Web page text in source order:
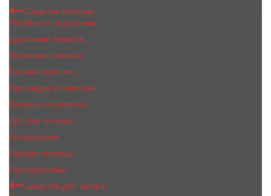
Средства гигиены
Пелёнки и подгузники
Дорожные ёмкости
Интимная гигиена
Ватные палочки
Прокладки и тампоны
Влажные салфетки
Детская гигиена
Антисептики
Первая помощь
Презервативы
Средства для загара